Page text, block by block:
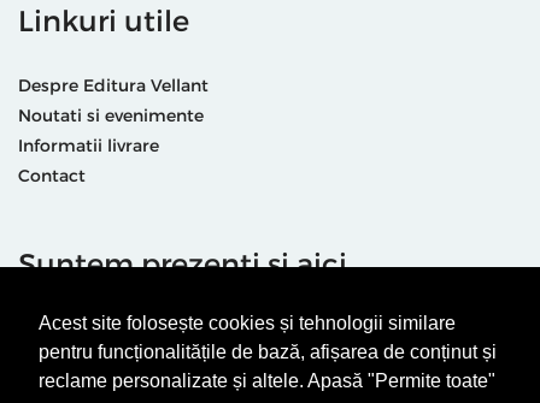
Acest site folosește cookies și tehnologii similare
pentru funcționalitățile de bază, afișarea de conținut și
reclame personalizate și altele. Apasă "Permite toate"
Linkuri utile
Despre Editura Vellant
Noutati si evenimente
Informatii livrare
Contact
Suntem prezenti și aici